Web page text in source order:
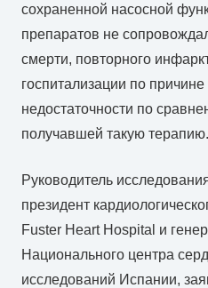
сохраненной насосной
препаратов не
смерти, повторного
госпитализации по
недостаточности по
получавшей такую терапию.
Руководитель
президент
Fuster Heart Hospital и
Национального центра
исследований Испании,